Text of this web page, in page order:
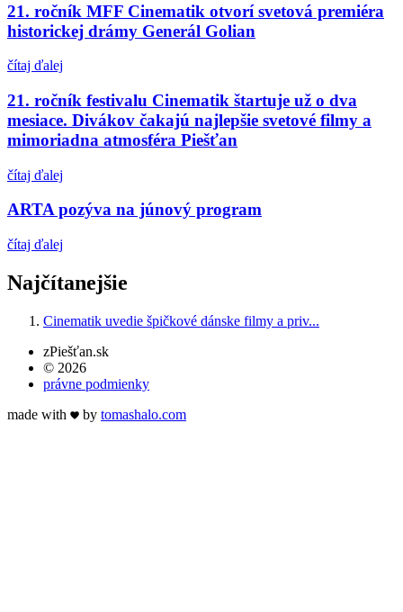
21. ročník MFF Cinematik otvorí svetová premiéra
historickej drámy Generál Golian
čítaj ďalej
21. ročník festivalu Cinematik štartuje už o dva
mesiace. Divákov čakajú najlepšie svetové filmy a
mimoriadna atmosféra Piešťan
čítaj ďalej
ARTA pozýva na júnový program
čítaj ďalej
Najčítanejšie
Cinematik uvedie špičkové dánske filmy a priv...
zPiešťan.sk
© 2026
právne podmienky
made with
by tomashalo.com